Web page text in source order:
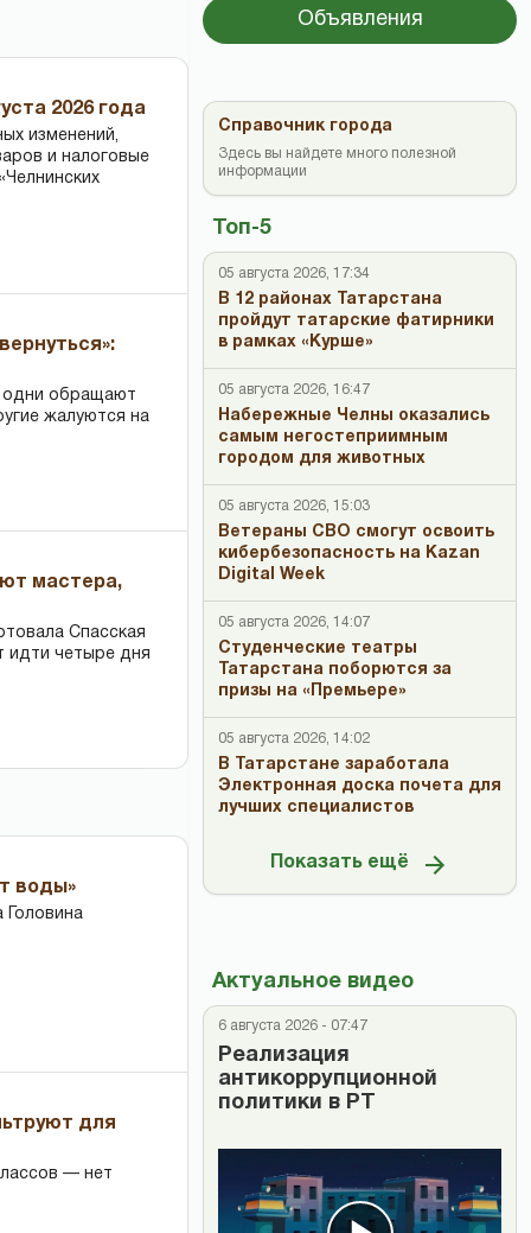
2026 года
изменений,
и налоговые
одни обращают
жалуются на
мастера,
Спасская
идти четыре дня
воды»
для
— нет
Объявления
Топ-5
05 августа 2026, 17:34
В 12 районах Татарстана
пройдут татарские фатирники
в рамках «Курше»
05 августа 2026, 16:47
Набережные Челны оказались
самым негостеприимным
городом для животных
05 августа 2026, 15:03
Ветераны СВО смогут освоить
кибербезопасность на Kazan
Digital Week
05 августа 2026, 14:07
Студенческие театры
Татарстана поборются за
призы на «Премьере»
05 августа 2026, 14:02
В Татарстане заработала
Электронная доска почета для
лучших специалистов
Показать ещё
Актуальное видео
6 августа 2026 - 07:47
Реализация
антикоррупционной
политики в РТ
Справочник города
Здесь вы найдете много полезной
информации